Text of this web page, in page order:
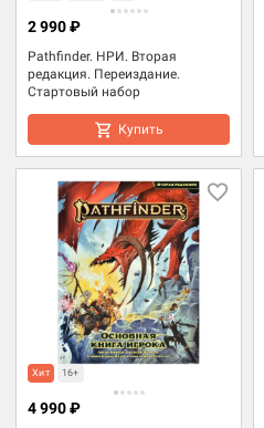
Pathfinder. НРИ. Вторая
редакция. Переиздание.
Стартовый набор
2 990 ₽
Купить
Хит 16+
4 990 ₽